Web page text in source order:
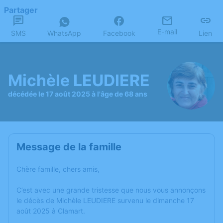
Partager
SMS WhatsApp Facebook E-mail Lien
Michèle LEUDIERE
décédée le 17 août 2025 à l'âge de 68 ans
Message de la famille
Chère famille, chers amis,
C’est avec une grande tristesse que nous vous annonçons
le décès de Michèle LEUDIERE survenu le dimanche 17
août 2025 à Clamart.